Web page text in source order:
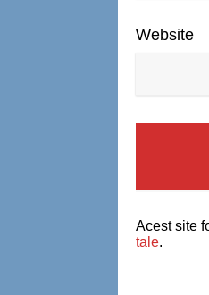
Website
Acest site
tale.